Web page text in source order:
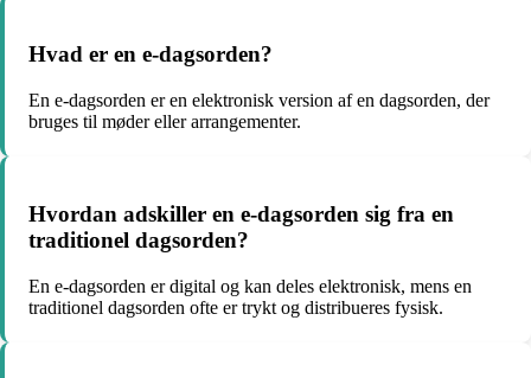
Hvad er en e-dagsorden?
En e-dagsorden er en elektronisk version af en dagsorden, der
bruges til møder eller arrangementer.
Hvordan adskiller en e-dagsorden sig fra en
traditionel dagsorden?
En e-dagsorden er digital og kan deles elektronisk, mens en
traditionel dagsorden ofte er trykt og distribueres fysisk.